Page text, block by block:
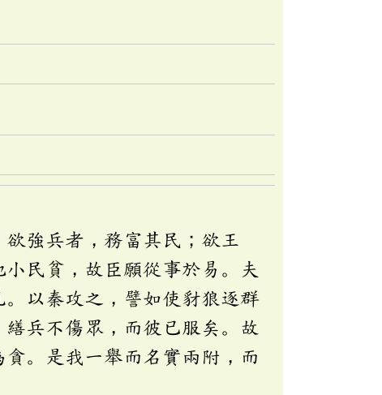
強兵者，務富其民；欲王
民貧，故臣願從事於易。夫
以秦攻之，譬如使豺狼逐群
兵不傷眾，而彼已服矣。故
。是我一舉而名實兩附，而